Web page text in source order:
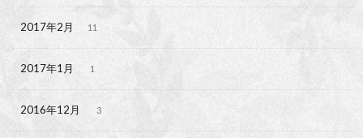
2017年2月 11
2017年1月 1
2016年12月 3